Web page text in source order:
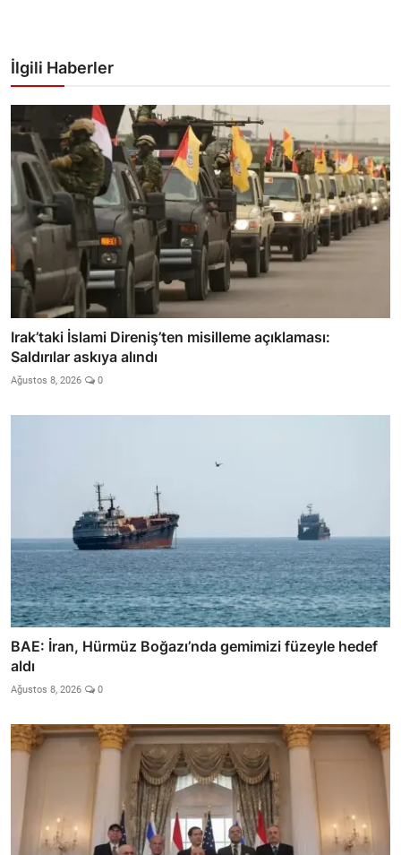
İlgili Haberler
Irak’taki İslami Direniş’ten misilleme açıklaması:
Saldırılar askıya alındı
Ağustos 8, 2026 0
BAE: İran, Hürmüz Boğazı’nda gemimizi füzeyle hedef
aldı
Ağustos 8, 2026 0